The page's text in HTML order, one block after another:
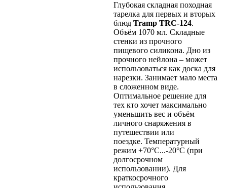
Глубокая складная походная
тарелка для первых и вторых
блюд Tramp TRC-124.
Объём 1070 мл. Складные
стенки из прочного
пищевого силикона. Дно из
прочного нейлона – может
использоваться как доска для
нарезки. Занимает мало места
в сложенном виде.
Оптимальное решение для
тех кто хочет максимально
уменьшить вес и объём
личного снаряжения в
путешествии или
поездке. Температурный
режим +70°С...-20°С (при
долгосрочном
использовании). Для
краткосрочного